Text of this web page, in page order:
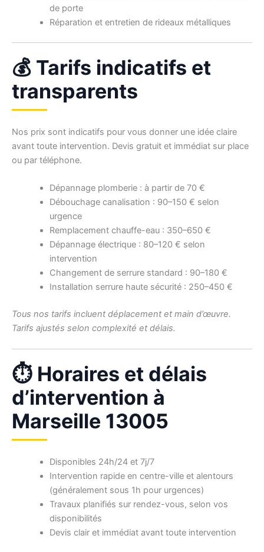
de porte
Réparation et entretien de rideaux métalliques
💰 Tarifs indicatifs et
transparents
Nos prix sont indicatifs pour vous donner une idée claire
avant toute intervention. Devis gratuit et immédiat sur place
ou par téléphone.
Dépannage plomberie : à partir de 70 €
Débouchage canalisation : 90–150 € selon
urgence
Remplacement chauffe-eau : 350–650 €
Dépannage électrique : 80–120 € selon
intervention
Changement de serrure standard : 90–180 €
Installation serrure haute sécurité : 250–450 €
Tous nos tarifs incluent déplacement et main d’œuvre.
Tarifs ajustés selon complexité et délais.
⏱ Horaires et délais
d’intervention à
Marseille 13005
Disponibles 24h/24 et 7j/7
Intervention rapide en centre-ville et alentours
(généralement sous 1h pour urgences)
Travaux planifiés sur rendez-vous, selon vos
disponibilités
Devis clair et immédiat avant toute intervention